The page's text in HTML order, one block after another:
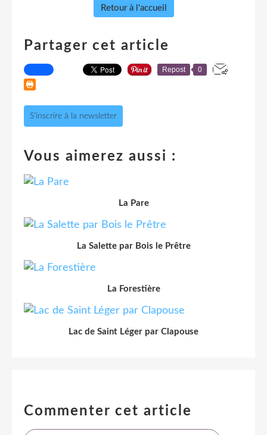
Retour à l'accueil
Partager cet article
Repost 0
S'inscrire à la newsletter
Vous aimerez aussi :
La Pare
La Salette par Bois le Prêtre
La Forestière
Lac de Saint Léger par Clapouse
Commenter cet article